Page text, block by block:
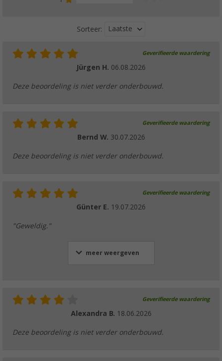
Sonax Scheibenstar glasreiniger 750 ml
€ 7,99 Adviesprijs € 9,99
Sorteer: Laatste
Geverifieerde waardering
Jürgen H. 06.08.2026
Deze beoordeling is niet verder onderbouwd.
Geverifieerde waardering
Bernd W. 30.07.2026
Deze beoordeling is niet verder onderbouwd.
Geverifieerde waardering
Günter E. 19.07.2026
"Geweldig."
meer weergeven
Geverifieerde waardering
Alexandra B. 18.06.2026
Deze beoordeling is niet verder onderbouwd.